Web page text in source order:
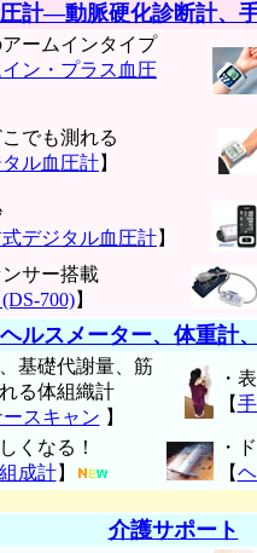
計―動脈硬化診断計、
ームインタイプ
ン・プラス血圧
でも測れる
ル血圧計】
デジタル血圧計】
ンサー搭載
700)】
ヘルスメーター、体重計
基礎代謝量、筋
る体組織計
スキャン 】
・
【
くなる！
成計】
・
【
介護サポート